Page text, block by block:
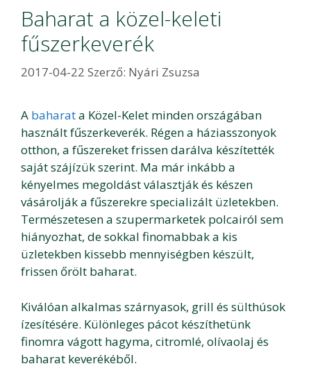
Baharat a közel-keleti
fűszerkeverék
2017-04-22 Szerző: Nyári Zsuzsa
A baharata Közel-Kelet minden országában
használt fűszerkeverék. Régen a háziasszonyok
otthon, a fűszereket frissen darálva készítették
saját szájízük szerint. Ma már inkább a
kényelmes megoldást választják és készen
vásárolják a fűszerekre specializált üzletekben.
Természetesen a szupermarketek polcairól sem
hiányozhat, de sokkal finomabbak a kis
üzletekben kissebb mennyiségben készült,
frissen őrölt baharat.
Kiválóan alkalmas szárnyasok, grill és sülthúsok
ízesítésére. Különleges pácot készíthetünk
finomra vágott hagyma, citromlé, olívaolaj és
baharat keverékéből.